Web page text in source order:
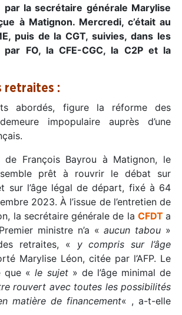
par la secrétaire générale Marylise
à Matignon. Mercredi, c’était au
puis de la CGT, suivies, dans les
par FO, la CFE-CGC, la C2P et la
retraites :
abordés, figure la réforme des
impopulaire auprès d’une
de François Bayrou à Matignon, le
semble prêt à rouvrir le débat sur
sur l’âge légal de départ, fixé à 64
2023. À l’issue de l’entretien de
la secrétaire générale de la CFDT a
ministre n’a «aucun tabou »
retraites, « y compris sur l’âge
Marylise Léon, citée par l’AFP. Le
que «le sujet» de l’âge minimal de
rouvert avec toutes les possibilités
matière de financement« , a-t-elle